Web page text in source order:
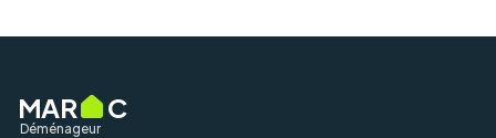
MAR C
Déménageur